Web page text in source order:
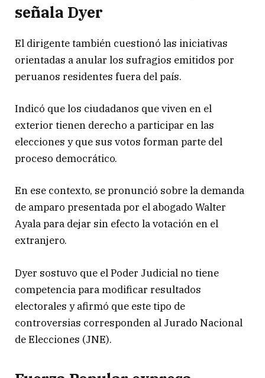
señala Dyer
El dirigente también cuestionó las iniciativas
orientadas a anular los sufragios emitidos por
peruanos residentes fuera del país.
Indicó que los ciudadanos que viven en el
exterior tienen derecho a participar en las
elecciones y que sus votos forman parte del
proceso democrático.
En ese contexto, se pronunció sobre la demanda
de amparo presentada por el abogado Walter
Ayala para dejar sin efecto la votación en el
extranjero.
Dyer sostuvo que el Poder Judicial no tiene
competencia para modificar resultados
electorales y afirmó que este tipo de
controversias corresponden al Jurado Nacional
de Elecciones (JNE).